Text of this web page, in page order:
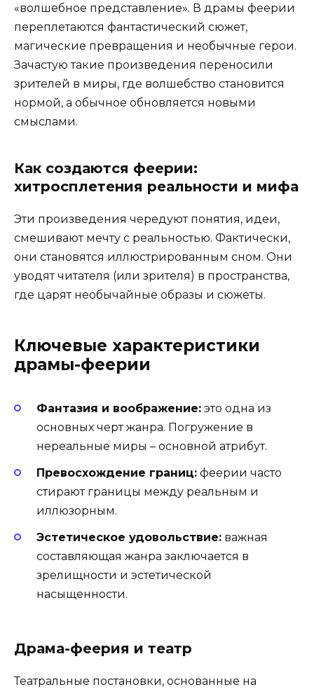
«волшебное представление». В драмы феерии
переплетаются фантастический сюжет,
магические превращения и необычные герои.
Зачастую такие произведения переносили
зрителей в миры, где волшебство становится
нормой, а обычное обновляется новыми
смыслами.
Как создаются феерии:
хитросплетения реальности и мифа
Эти произведения чередуют понятия, идеи,
смешивают мечту с реальностью. Фактически,
они становятся иллюстрированным сном. Они
уводят читателя (или зрителя) в пространства,
где царят необычайные образы и сюжеты.
Ключевые характеристики
драмы-феерии
Фантазия и воображение: это одна из
основных черт жанра. Погружение в
нереальные миры – основной атрибут.
Превосхождение границ: феерии часто
стирают границы между реальным и
иллюзорным.
Эстетическое удовольствие: важная
составляющая жанра заключается в
зрелищности и эстетической
насыщенности.
Драма-феерия и театр
Театральные постановки, основанные на